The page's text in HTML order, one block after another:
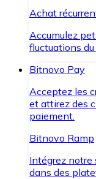
Achat
Accumulez
fluctuations du
Bitnovo Pay
Acceptez les
et attirez des
paiement.
Bitnovo Ramp
Intégrez
dans des